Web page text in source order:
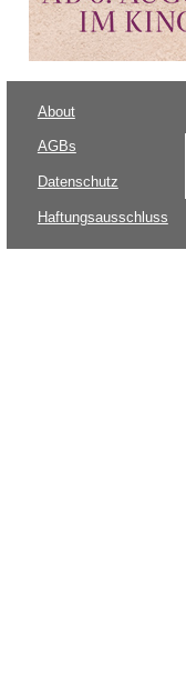
About
AGBs
Datenschutz
Haftungsausschluss